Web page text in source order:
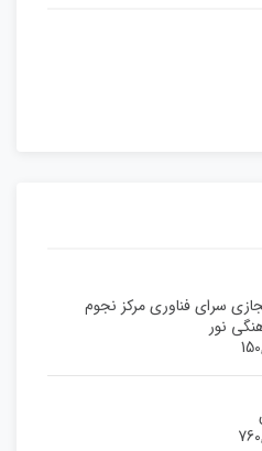
سرای فناوری مرکز نجوم
نور